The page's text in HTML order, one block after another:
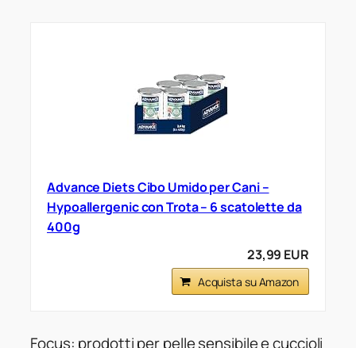
Advance Diets Cibo Umido per Cani –
Hypoallergenic con Trota – 6 scatolette da
400g
23,99 EUR
Acquista su Amazon
Focus: prodotti per pelle sensibile e cuccioli